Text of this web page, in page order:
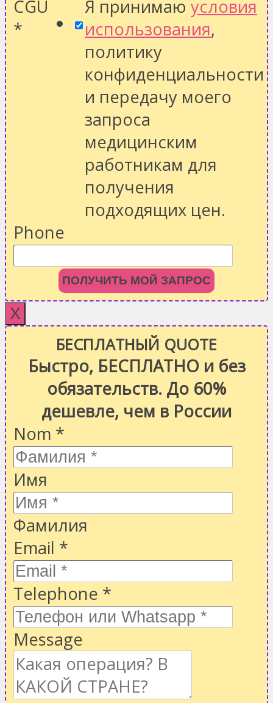
CGU
*
Я принимаю условия
использования,
политику
конфиденциальности
и передачу моего
запроса
медицинским
работникам для
получения
подходящих цен.
Phone
ПОЛУЧИТЬ МОЙ ЗАПРОС
X
БЕСПЛАТНЫЙ QUOTE
Быстро, БЕСПЛАТНО и без
обязательств. До 60%
дешевле, чем в России
Nom *
Имя
Фамилия
Email *
Telephone *
Message